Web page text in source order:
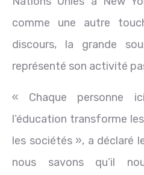
comme une autre
discours, la grande
représenté son activité
« Chaque personne
l’éducation transforme
les sociétés », a déclaré
nous savons qu’il